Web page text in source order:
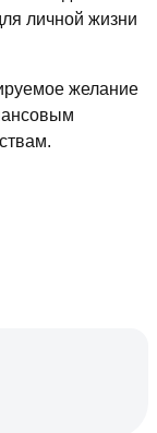
личной жизни
желание